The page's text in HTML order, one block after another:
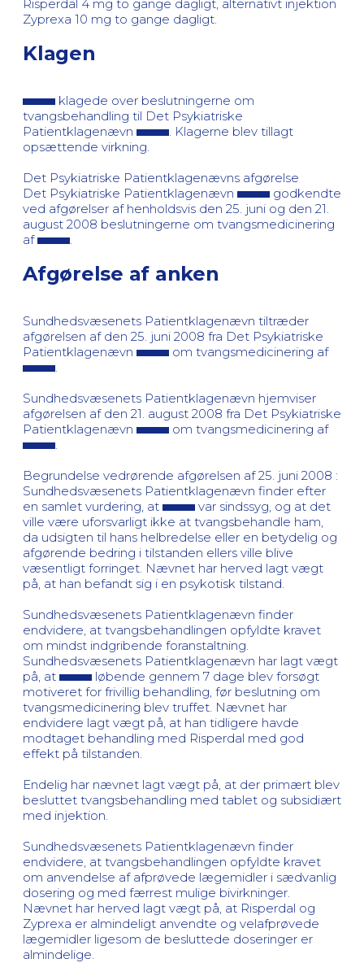
Risperdal 4 mg to gange dagligt, alternativt injektion
Zyprexa 10 mg to gange dagligt.
Klagen
klagede over beslutningerne om
tvangsbehandling til Det Psykiatriske
Patientklagenævn
. Klagerne blev tillagt
opsættende virkning.
Det Psykiatriske Patientklagenævns afgørelse
Det Psykiatriske Patientklagenævn
godkendte
ved afgørelser af henholdsvis den 25. juni og den 21.
august 2008 beslutningerne om tvangsmedicinering
af
Afgørelse af anken
Sundhedsvæsenets Patientklagenævn tiltræder
afgørelsen af den 25. juni 2008 fra Det Psykiatriske
Patientklagenævn
om tvangsmedicinering af
Sundhedsvæsenets Patientklagenævn hjemviser
afgørelsen af den 21. august 2008 fra Det Psykiatriske
Patientklagenævn
om tvangsmedicinering af
Begrundelse vedrørende afgørelsen af 25. juni 2008 :
Sundhedsvæsenets Patientklagenævn finder efter
en samlet vurdering, at
var sindssyg, og at det
ville være uforsvarligt ikke at tvangsbehandle ham,
da udsigten til hans helbredelse eller en betydelig og
afgørende bedring i tilstanden ellers ville blive
væsentligt forringet. Nævnet har herved lagt vægt
på, at han befandt sig i en psykotisk tilstand.
Sundhedsvæsenets Patientklagenævn finder
endvidere, at tvangsbehandlingen opfyldte kravet
om mindst indgribende foranstaltning.
Sundhedsvæsenets Patientklagenævn har lagt vægt
på, at
løbende gennem 7 dage blev forsøgt
motiveret for frivillig behandling, før beslutning om
tvangsmedicinering blev truffet. Nævnet har
endvidere lagt vægt på, at han tidligere havde
modtaget behandling med Risperdal med god
effekt på tilstanden.
Endelig har nævnet lagt vægt på, at der primært blev
besluttet tvangsbehandling med tablet og subsidiært
med injektion.
Sundhedsvæsenets Patientklagenævn finder
endvidere, at tvangsbehandlingen opfyldte kravet
om anvendelse af afprøvede lægemidler i sædvanlig
dosering og med færrest mulige bivirkninger.
Nævnet har herved lagt vægt på, at Risperdal og
Zyprexa er almindeligt anvendte og velafprøvede
lægemidler ligesom de besluttede doseringer er
almindelige.